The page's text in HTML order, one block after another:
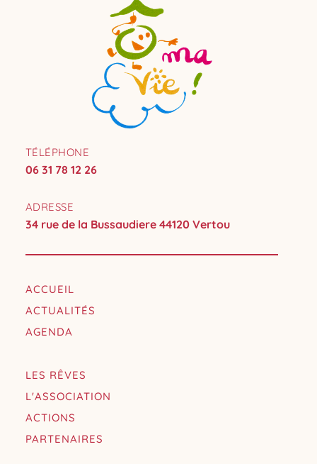
TÉLÉPHONE
06 31 78 12 26
ADRESSE
34 rue de la Bussaudiere 44120 Vertou
ACCUEIL
ACTUALITÉS
AGENDA
LES RÊVES
L'ASSOCIATION
ACTIONS
PARTENAIRES